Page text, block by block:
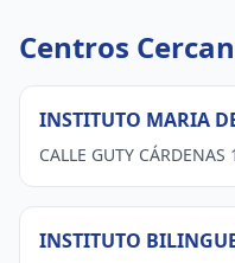
Centros
INSTITUTO MARIA
CALLE GUTY CÁRDENAS
INSTITUTO